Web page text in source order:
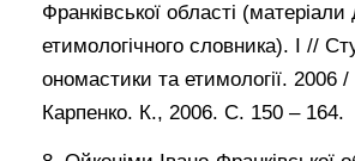
Франківської області (матеріали
етимологічного словника). І //
ономастики та етимології. 2006
Карпенко. К., 2006. С. 150 – 164.